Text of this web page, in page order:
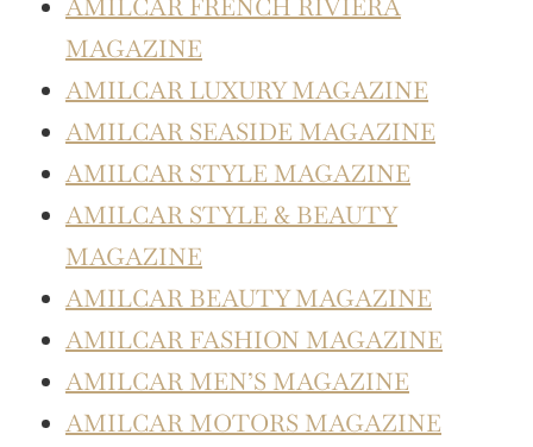
AMILCAR FRENCH RIVIERA
MAGAZINE
AMILCAR LUXURY MAGAZINE
AMILCAR SEASIDE MAGAZINE
AMILCAR STYLE MAGAZINE
AMILCAR STYLE & BEAUTY
MAGAZINE
AMILCAR BEAUTY MAGAZINE
AMILCAR FASHION MAGAZINE
AMILCAR MEN’S MAGAZINE
AMILCAR MOTORS MAGAZINE